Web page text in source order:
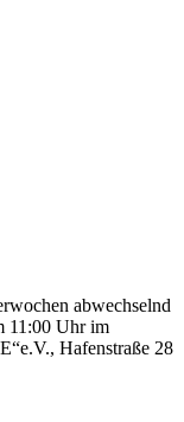
abwechselnd
11:00 Uhr im
Hafenstraße 28